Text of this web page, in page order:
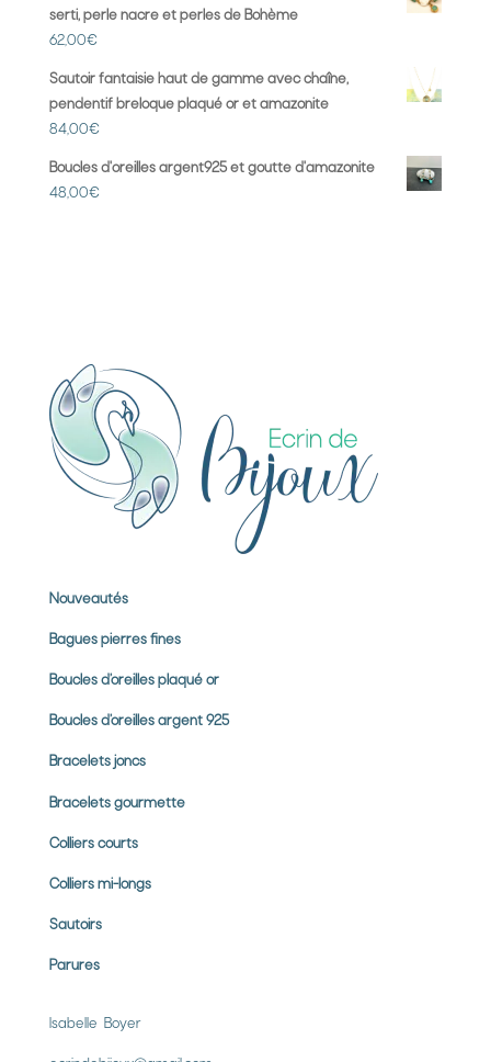
serti, perle nacre et perles de Bohème
62,00€
Sautoir fantaisie haut de gamme avec chaîne,
pendentif breloque plaqué or et amazonite
84,00€
Boucles d'oreilles argent925 et goutte d'amazonite
48,00€
Nouveautés
Bagues pierres fines
Boucles d’oreilles plaqué or
Boucles d’oreilles argent 925
Bracelets joncs
Bracelets gourmette
Colliers courts
Colliers mi-longs
Sautoirs
Parures
Isabelle Boyer